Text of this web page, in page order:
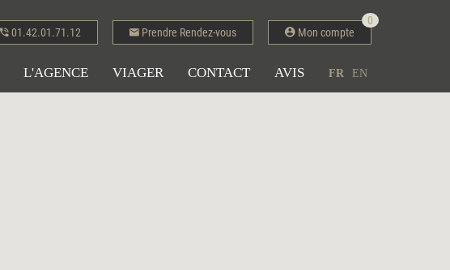
01.42.01.71.12 Prendre Rendez-vous Mon compte
0
L'AGENCE VIAGER CONTACT AVIS FR EN